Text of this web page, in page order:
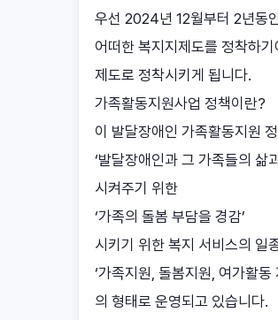
우선 2024년 12월부터 2년동
어떠한 복지지제도를 정착하
제도로 정착시키게 됩니다.
가족활동지원사업 정책이란?
이 발달장애인 가족활동지원
‘발달장애인과 그 가족들의 삶
시켜주기 위한
‘가족의 돌봄 부담을 경감’
시키기 위한 복지 서비스의 일
‘가족지원, 돌봄지원, 여가활동
의 형태로 운영되고 있습니다.